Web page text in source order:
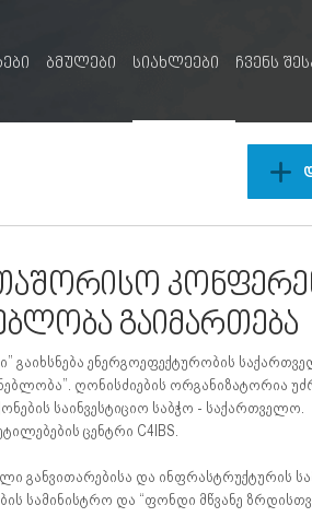
ბმულები სიახლეები ჩვენს
გაიმართება
გაიხსნება ენერგოეფექტურობის
ღონისძიების ორგანიზატორია
საინვესტიციო საბჭო - საქართველო.
ცენტრი C4IBS.
განვითარებისა და ინფრასტრუქტურის
სამინისტრო და “ფონდი მწვანე